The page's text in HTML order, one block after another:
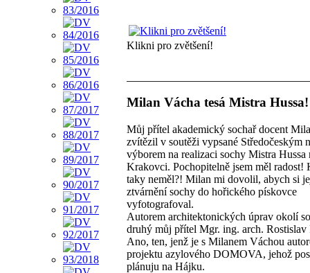
Klikni pro zvětšení!
Milan Vácha tesá Mistra Hussa!
Můj přítel akademický sochař docent
zvítězil v soutěži vypsané Středočeským
výborem na realizaci sochy Mistra Hussa
Krakovci. Pochopitelně jsem měl radost!
taky neměl?! Milan mi dovolil, abych si
ztvárnění sochy do hořického pískovce
vyfotografoval.
Autorem architektonických úprav okolí
druhý můj přítel Mgr. ing. arch. Rostislav
Ano, ten, jenž je s Milanem Váchou
projektu azylového DOMOVA, jehož
plánuju na Hájku.